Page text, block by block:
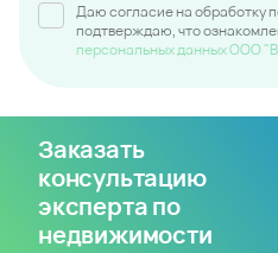
Даю согласие на обработку
подтверждаю, что
персональных данных ООО
Заказать
консультацию
эксперта по
недвижимости